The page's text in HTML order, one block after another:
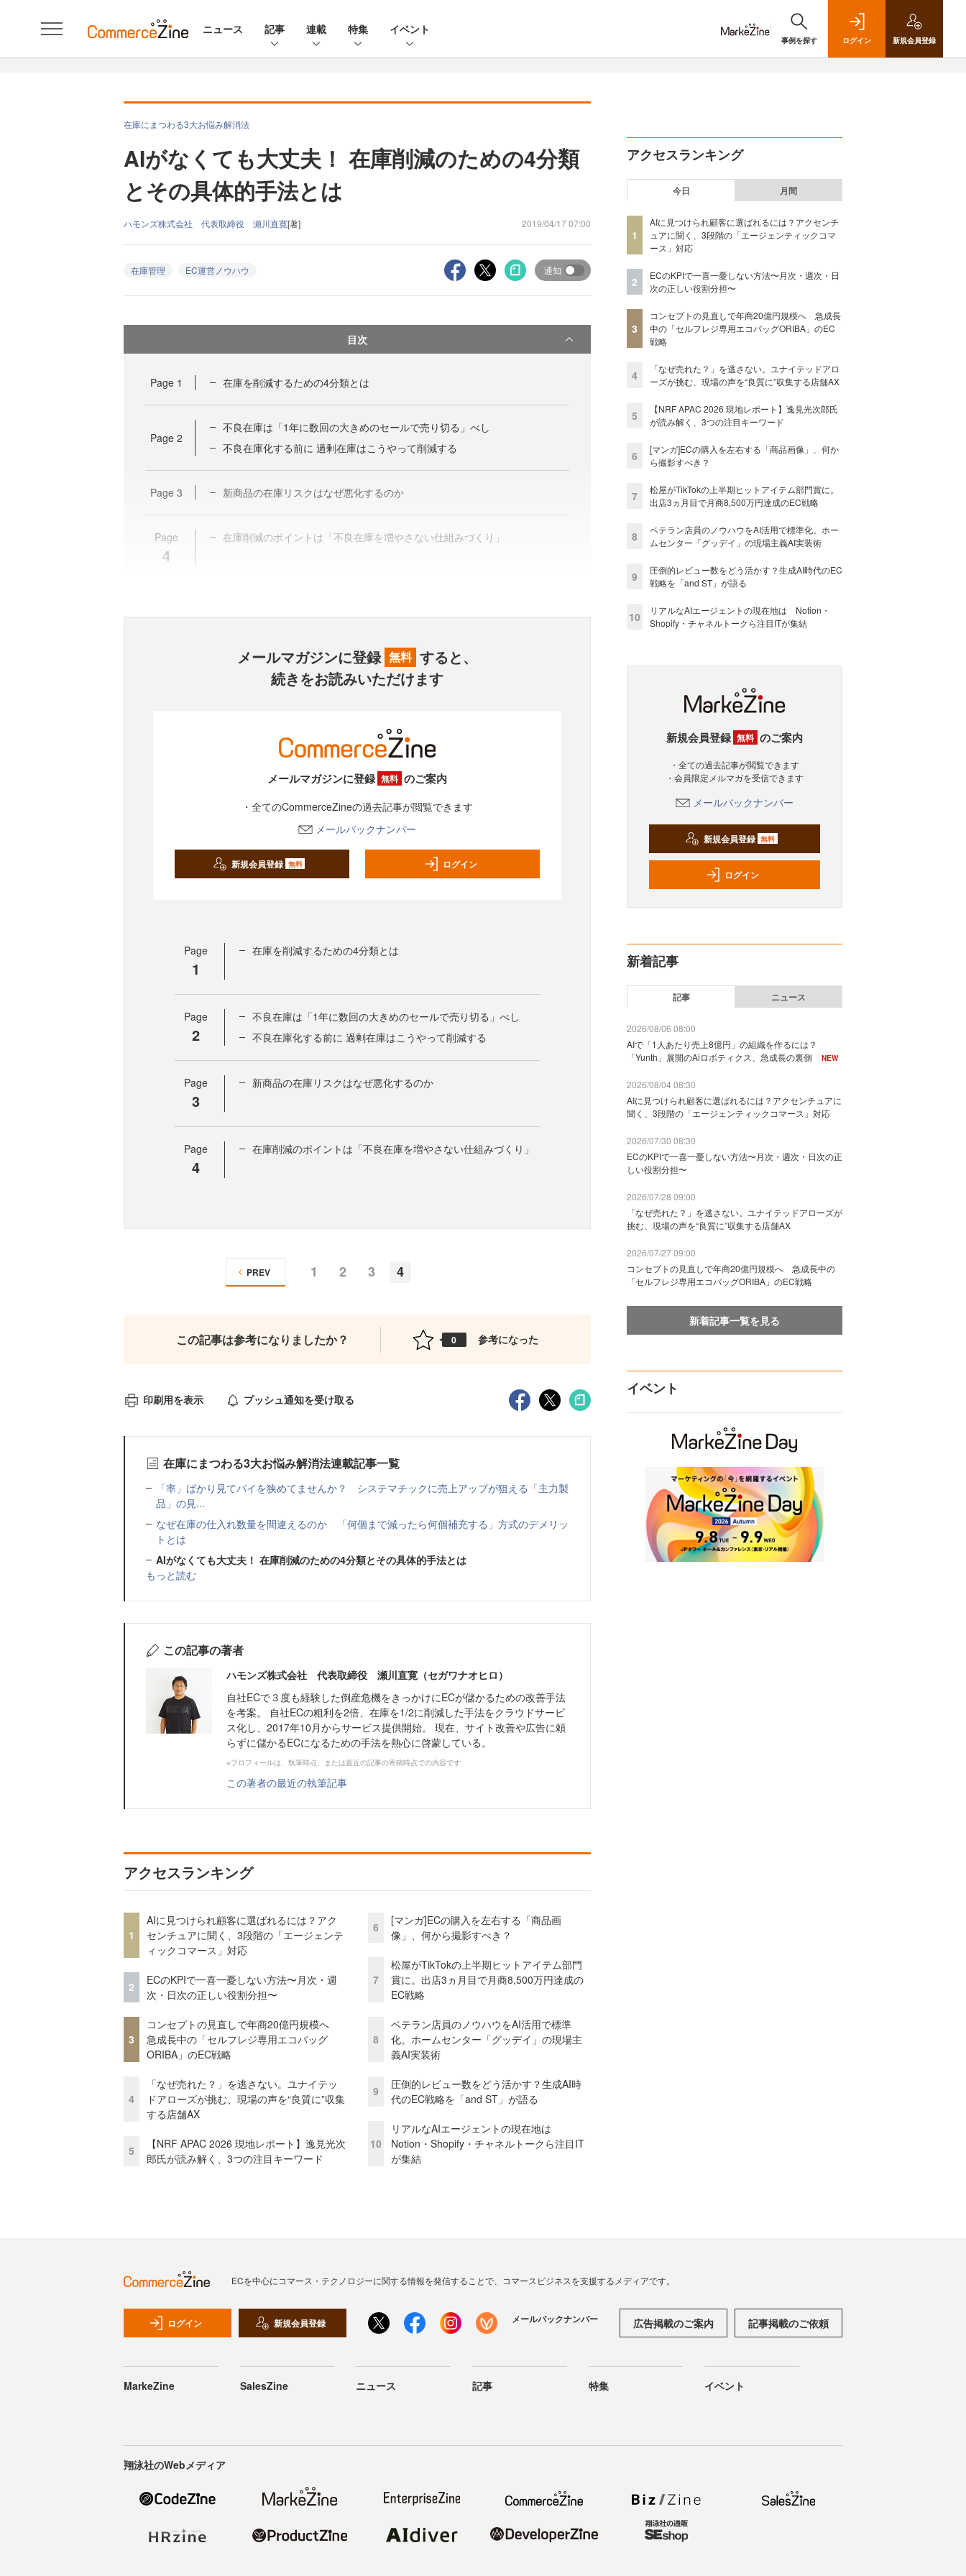
ニュース 記事 連載 特集 イベント
事例を探す ログイン 新規会員登録
在庫にまつわる3大お悩み解消法
AIがなくても大丈夫！ 在庫削減のための4分類
とその具体的手法とは
ハモンズ株式会社 代表取締役 瀬川直寛[著] 2019/04/17 07:00
在庫管理 EC運営ノウハウ 通知
目次
Page 1 在庫を削減するための4分類とは
Page 2
不良在庫は「1年に数回の大きめのセールで売り切る」べし
不良在庫化する前に 過剰在庫はこうやって削減する
Page 3 新商品の在庫リスクはなぜ悪化するのか
Page
4
在庫削減のポイントは「不良在庫を増やさない仕組みづくり」
メールマガジンに登録 無料 すると、
続きをお読みいただけます
メールマガジンに登録 無料 のご案内
・全てのCommerceZineの過去記事が閲覧できます
メールバックナンバー
新規会員登録 無料 ログイン
Page
1
在庫を削減するための4分類とは
Page
2
不良在庫は「1年に数回の大きめのセールで売り切る」べし
不良在庫化する前に 過剰在庫はこうやって削減する
Page
3
新商品の在庫リスクはなぜ悪化するのか
Page
4
在庫削減のポイントは「不良在庫を増やさない仕組みづくり」
1 2 3 4
PREV
この記事は参考になりましたか？ 0 参考になった
印刷用を表示 プッシュ通知を受け取る
在庫にまつわる3大お悩み解消法連載記事一覧
「率」ばかり見てパイを狭めてませんか？ システマチックに売上アップが狙える「主力製
品」の見...
なぜ在庫の仕入れ数量を間違えるのか 「何個まで減ったら何個補充する」方式のデメリッ
トとは
AIがなくても大丈夫！ 在庫削減のための4分類とその具体的手法とは
もっと読む
この記事の著者
ハモンズ株式会社 代表取締役 瀬川直寛（セガワナオヒロ）
自社ECで３度も経験した倒産危機をきっかけにECが儲かるための改善手法
を考案。 自社ECの粗利を2倍、在庫を1/2に削減した手法をクラウドサービ
ス化し、2017年10月からサービス提供開始。 現在、サイト改善や広告に頼
らずに儲かるECになるための手法を熱心に啓蒙している。
※プロフィールは、執筆時点、または直近の記事の寄稿時点での内容です
この著者の最近の執筆記事
アクセスランキング
1
AIに見つけられ顧客に選ばれるには？アク
センチュアに聞く、3段階の「エージェンテ
ィックコマース」対応
2
ECのKPIで一喜一憂しない方法〜月次・週
次・日次の正しい役割分担〜
3
コンセプトの見直しで年商20億円規模へ
急成長中の「セルフレジ専用エコバッグ
ORIBA」のEC戦略
4
「なぜ売れた？」を逃さない。ユナイテッ
ドアローズが挑む、現場の声を“良質に”収集
する店舗AX
5
【NRF APAC 2026 現地レポート】逸見光次
郎氏が読み解く、3つの注目キーワード
6
[マンガ]ECの購入を左右する「商品画
像」、何から撮影すべき？
7
松屋がTikTokの上半期ヒットアイテム部門
賞に。出店3ヵ月目で月商8,500万円達成の
EC戦略
8
ベテラン店員のノウハウをAI活用で標準
化。ホームセンター「グッデイ」の現場主
義AI実装術
9
圧倒的レビュー数をどう活かす？生成AI時
代のEC戦略を「and ST」が語る
10
リアルなAIエージェントの現在地は
Notion・Shopify・チャネルトークら注目IT
が集結
アクセスランキング
今日 月間
1
AIに見つけられ顧客に選ばれるには？アクセンチ
ュアに聞く、3段階の「エージェンティックコマ
ース」対応
2
ECのKPIで一喜一憂しない方法〜月次・週次・日
次の正しい役割分担〜
3
コンセプトの見直しで年商20億円規模へ 急成長
中の「セルフレジ専用エコバッグORIBA」のEC
戦略
4
「なぜ売れた？」を逃さない。ユナイテッドアロ
ーズが挑む、現場の声を“良質に”収集する店舗AX
5
【NRF APAC 2026 現地レポート】逸見光次郎氏
が読み解く、3つの注目キーワード
6
[マンガ]ECの購入を左右する「商品画像」、何か
ら撮影すべき？
7
松屋がTikTokの上半期ヒットアイテム部門賞に。
出店3ヵ月目で月商8,500万円達成のEC戦略
8
ベテラン店員のノウハウをAI活用で標準化。ホー
ムセンター「グッデイ」の現場主義AI実装術
9
圧倒的レビュー数をどう活かす？生成AI時代のEC
戦略を「and ST」が語る
10
リアルなAIエージェントの現在地は Notion・
Shopify・チャネルトークら注目ITが集結
新規会員登録 無料 のご案内
・全ての過去記事が閲覧できます
・会員限定メルマガを受信できます
メールバックナンバー
新規会員登録 無料
ログイン
新着記事
記事 ニュース
2026/08/06 08:00
AIで「1人あたり売上8億円」の組織を作るには？
「Yunth」展開のAiロボティクス、急成長の裏側
NEW
2026/08/04 08:30
AIに見つけられ顧客に選ばれるには？アクセンチュアに
聞く、3段階の「エージェンティックコマース」対応
2026/07/30 08:30
ECのKPIで一喜一憂しない方法〜月次・週次・日次の正
しい役割分担〜
2026/07/28 09:00
「なぜ売れた？」を逃さない。ユナイテッドアローズが
挑む、現場の声を“良質に”収集する店舗AX
2026/07/27 09:00
コンセプトの見直しで年商20億円規模へ 急成長中の
「セルフレジ専用エコバッグORIBA」のEC戦略
新着記事一覧を見る
イベント
ECを中心にコマース・テクノロジーに関する情報を発信することで、コマースビジネスを支援するメディアです。
ログイン 新規会員登録 メールバックナンバー 広告掲載のご案内 記事掲載のご依頼
MarkeZine SalesZine ニュース 記事 特集 イベント
翔泳社のWebメディア